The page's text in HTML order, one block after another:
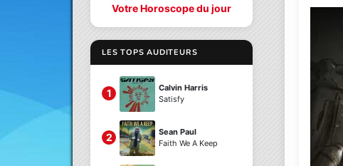
Votre Horoscope du jour
LES TOPS AUDITEURS
1
Calvin Harris
Satisfy
2
Sean Paul
Faith We A Keep